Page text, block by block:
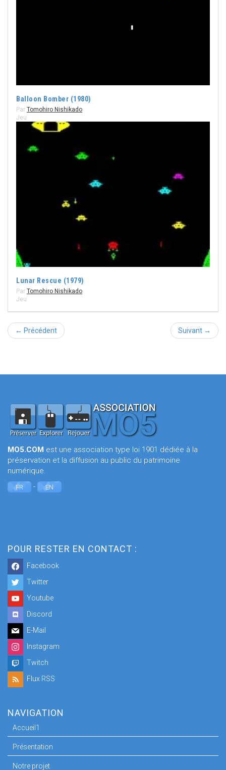
Balloon Bomber (1980)
Par Tomohiro Nishikado
Jeu
Lunar Rescue (1979)
Par Tomohiro Nishikado
Jeu
← Précédent Suivant →
MO5.COM est une association type loi 1901 dédiée à la
préservation et la diffusion au public du patrimoine
numérique.
FR - EN
POUR RESTER EN CONTACT :
Facebook
Twitter
Youtube
Discord
E-Mail
Instagram
Twitch
Flux RSS
NAVIGATION
Accueil1
Présentation
Notre projet